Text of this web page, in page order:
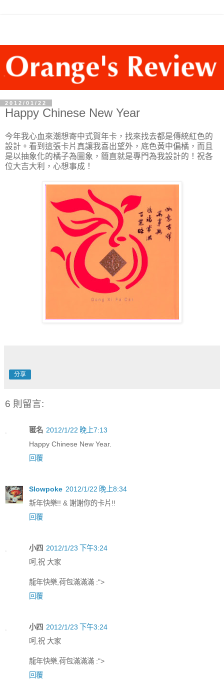
2012/01/22
Happy Chinese New Year
今年我心血來潮想寄中式賀年卡，找來找去都是傳統紅色的
設計。看到這張卡片真讓我喜出望外，底色黃中偏橘，而且
是以抽象化的橘子為圖象，簡直就是專門為我設計的！祝各
位大吉大利，心想事成！
分享
6 則留言:
匿名 2012/1/22 晚上7:13
Happy Chinese New Year.
回覆
Slowpoke 2012/1/22 晚上8:34
新年快樂!! & 謝謝你的卡片!!
回覆
小四 2012/1/23 下午3:24
呵,祝 大家
龍年快樂,荷包滿滿滿 :">
回覆
小四 2012/1/23 下午3:24
呵,祝 大家
龍年快樂,荷包滿滿滿 :">
回覆